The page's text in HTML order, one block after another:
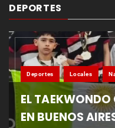
DEPORTES
Deportes Locales
EL
EN BUENOS